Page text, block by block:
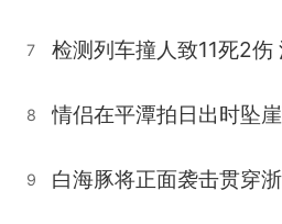
7
8
9 白海豚将正面袭击贯穿